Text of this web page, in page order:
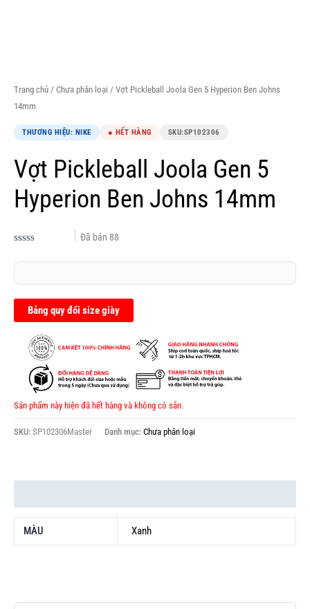
Trang chủ / Chưa phân loại / Vợt Pickleball Joola Gen 5 Hyperion Ben Johns
14mm
THƯƠNG HIỆU: NIKE ● HẾT HÀNG SKU:SP102306
Vợt Pickleball Joola Gen 5
Hyperion Ben Johns 14mm
xếp
0.0
sao
Đã bán 88
Bảng quy đổi size giày
Sản phẩm này hiện đã hết hàng và không có sẵn.
SKU: SP102306Master Danh mục: Chưa phân loại
MÀU Xanh